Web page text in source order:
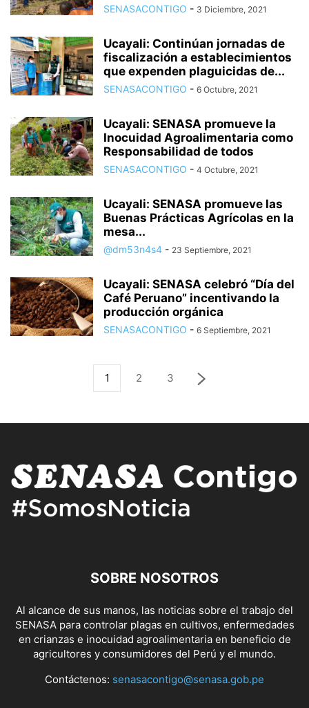
SENASACONTIGO - 3 Diciembre, 2021
Ucayali: Continúan jornadas de
fiscalización a establecimientos
que expenden plaguicidas de...
SENASACONTIGO - 6 Octubre, 2021
Ucayali: SENASA promueve la
Inocuidad Agroalimentaria como
Responsabilidad de todos
SENASACONTIGO - 4 Octubre, 2021
Ucayali: SENASA promueve las
Buenas Prácticas Agrícolas en la
mesa...
@dm53n4s4 - 23 Septiembre, 2021
Ucayali: SENASA celebró “Día del
Café Peruano” incentivando la
producción orgánica
SENASACONTIGO - 6 Septiembre, 2021
1 2 3
SOBRE NOSOTROS
Al alcance de sus manos, las noticias sobre el trabajo del
SENASA para controlar plagas en cultivos, enfermedades
en crianzas e inocuidad agroalimentaria en beneficio de
agricultores y consumidores del Perú y el mundo.
Contáctenos: senasacontigo@senasa.gob.pe